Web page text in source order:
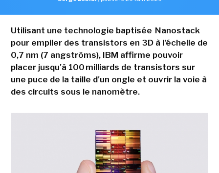
Utilisant une technologie baptisée Nanostack
pour empiler des transistors en 3D à l'échelle de
0,7 nm (7 angströms), IBM affirme pouvoir
placer jusqu'à 100 milliards de transistors sur
une puce de la taille d'un ongle et ouvrir la voie à
des circuits sous le nanomètre.